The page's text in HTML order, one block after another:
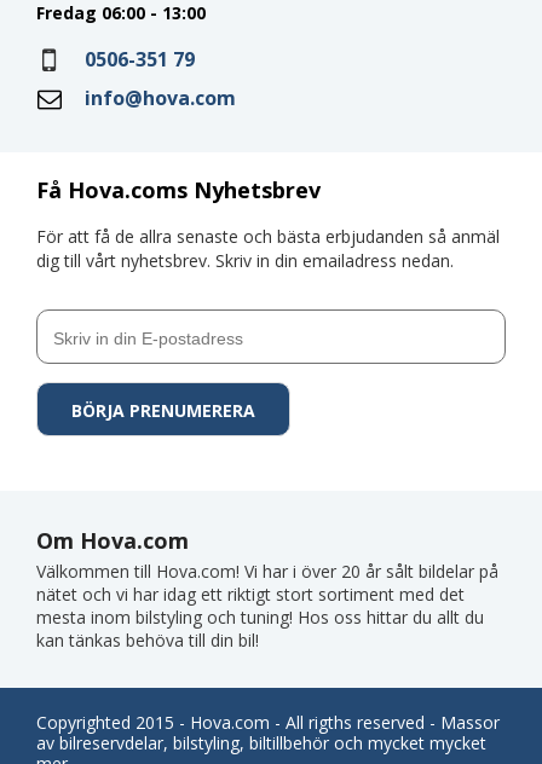
Få Hova.coms Nyhetsbrev
För att få de allra senaste och bästa erbjudanden så anmäl
dig till vårt nyhetsbrev. Skriv in din emailadress nedan.
Fredag 06:00 - 13:00
0506-351 79
info@hova.com
Om Hova.com
Välkommen till Hova.com! Vi har i över 20 år sålt bildelar på
nätet och vi har idag ett riktigt stort sortiment med det
mesta inom bilstyling och tuning! Hos oss hittar du allt du
kan tänkas behöva till din bil!
Copyrighted 2015 - Hova.com - All rigths reserved - Massor
av bilreservdelar, bilstyling, biltillbehör och mycket mycket